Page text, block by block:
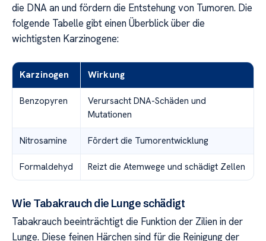
die DNA an und fördern die Entstehung von Tumoren. Die
folgende Tabelle gibt einen Überblick über die
wichtigsten Karzinogene:
Karzinogen Wirkung
Benzopyren
Verursacht DNA-Schäden und
Mutationen
Nitrosamine Fördert die Tumorentwicklung
Formaldehyd Reizt die Atemwege und schädigt Zellen
Wie Tabakrauch die Lunge schädigt
Tabakrauch beeinträchtigt die Funktion der Zilien in der
Lunge. Diese feinen Härchen sind für die Reinigung der